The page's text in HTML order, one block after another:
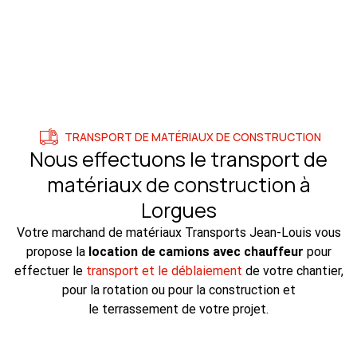
TRANSPORT DE MATÉRIAUX DE CONSTRUCTION
Nous effectuons le transport de
matériaux de construction à
Lorgues
Votre marchand de matériaux Transports Jean-Louis vous
propose la location de camions avec chauffeur pour
effectuer le transport et le déblaiement de votre chantier,
pour la rotation ou pour la construction et
le terrassement de votre projet.